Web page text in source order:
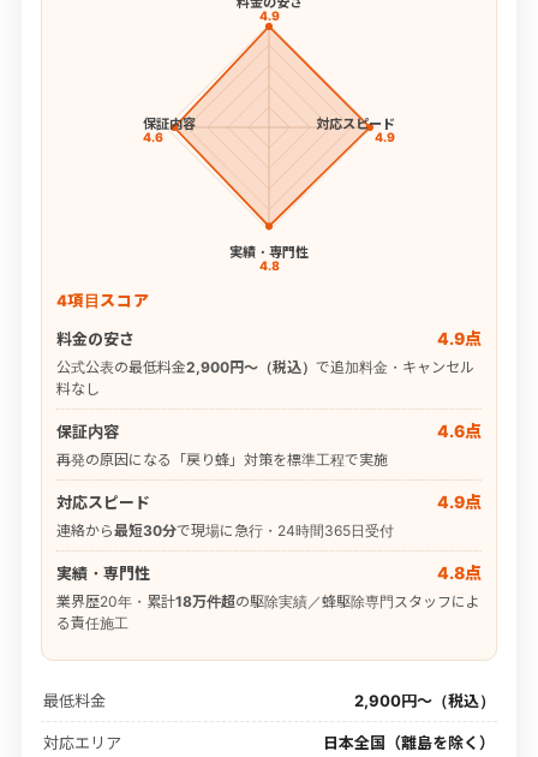
4.9
対応スピード
4.9
実績・専門性
4.8
保証内容
4.6
4項目スコア
料金の安さ
4.9点
公式公表の最低料金2,900円〜（税込） で追加料金・キャンセル
料なし
保証内容 4.6点
再発の原因になる「戻り蜂」対策を標準工程で実施
対応スピード 4.9点
連絡から最短30分で現場に急行・24時間365日受付
実績・専門性 4.8点
業界歴20年・累計18万件超の駆除実績／蜂駆除専門スタッフによ
る責任施工
最低料金 2,900円〜（税込）
対応エリア 日本全国（離島を除く）